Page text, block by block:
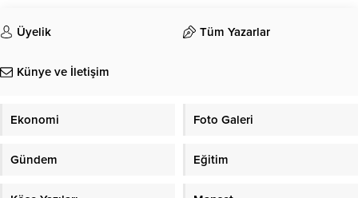
Üyelik Tüm Yazarlar
Künye ve İletişim
Ekonomi Foto Galeri
Gündem Eğitim